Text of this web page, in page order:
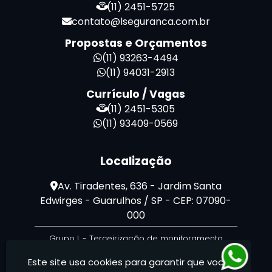
(11) 2451-5725
contato@lseguranca.com.br
Propostas e Orçamentos
(11) 93263-4494
(11) 94031-2913
Currículo / Vagas
(11) 2451-5305
(11) 93409-0569
Localização
Av. Tiradentes, 636 - Jardim Santa
Edwirges - Guarulhos / SP - CEP: 07090-
000
Grupo L - Terceirização de monitoramento
Este site usa cookies para garantir que você